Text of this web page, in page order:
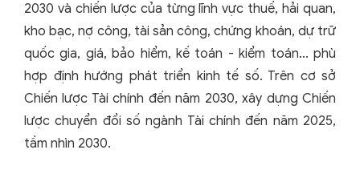
2030 và chiến lược của từng lĩnh vực thuế, hải quan,
kho bạc, nợ công, tài sản công, chứng khoán, dự trữ
quốc gia, giá, bảo hiểm, kế toán - kiểm toán... phù
hợp định hướng phát triển kinh tế số. Trên cơ sở
Chiến lược Tài chính đến năm 2030, xây dựng Chiến
lược chuyển đổi số ngành Tài chính đến năm 2025,
tầm nhìn 2030.